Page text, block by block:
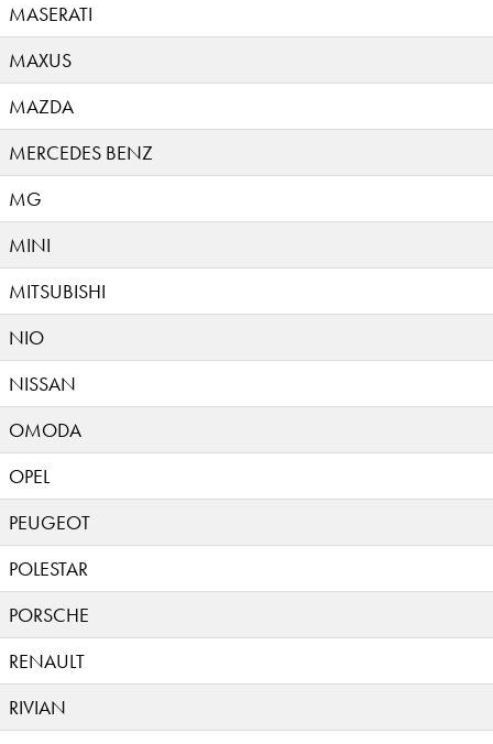
MASERATI
MAXUS
MAZDA
MERCEDES BENZ
MG
MINI
MITSUBISHI
NIO
NISSAN
OMODA
OPEL
PEUGEOT
POLESTAR
PORSCHE
RENAULT
RIVIAN